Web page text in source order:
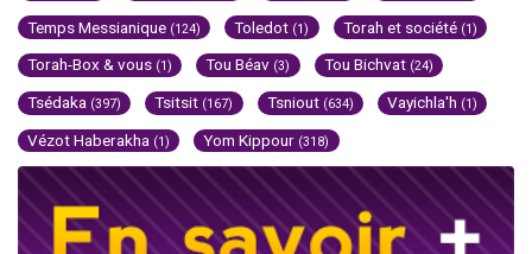
Temps Messianique (124) Toledot (1) Torah et société (1)
Torah-Box & vous (1) Tou Béav (3) Tou Bichvat (24)
Tsédaka (397) Tsitsit (167) Tsniout (634) Vayichla'h (1)
Vézot Haberakha (1) Yom Kippour (318)